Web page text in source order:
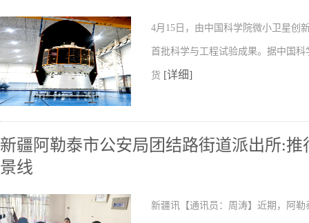
4月15日，由中国科学院微小卫星创
首批科学与工程试验成果。据中国
货 [详细]
新疆阿勒泰市公安局团结路街道派出所:推
景线
新疆讯【通讯员：周涛】近期，阿